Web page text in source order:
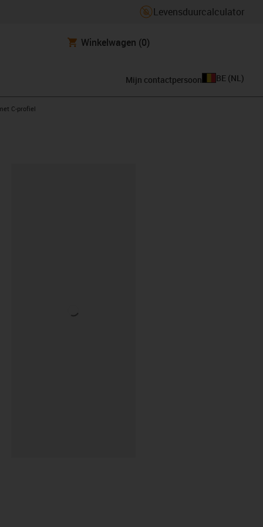
Levensduurcalculator
Winkelwagen (0)
Mijn contactpersoon BE (NL )
C-profiel